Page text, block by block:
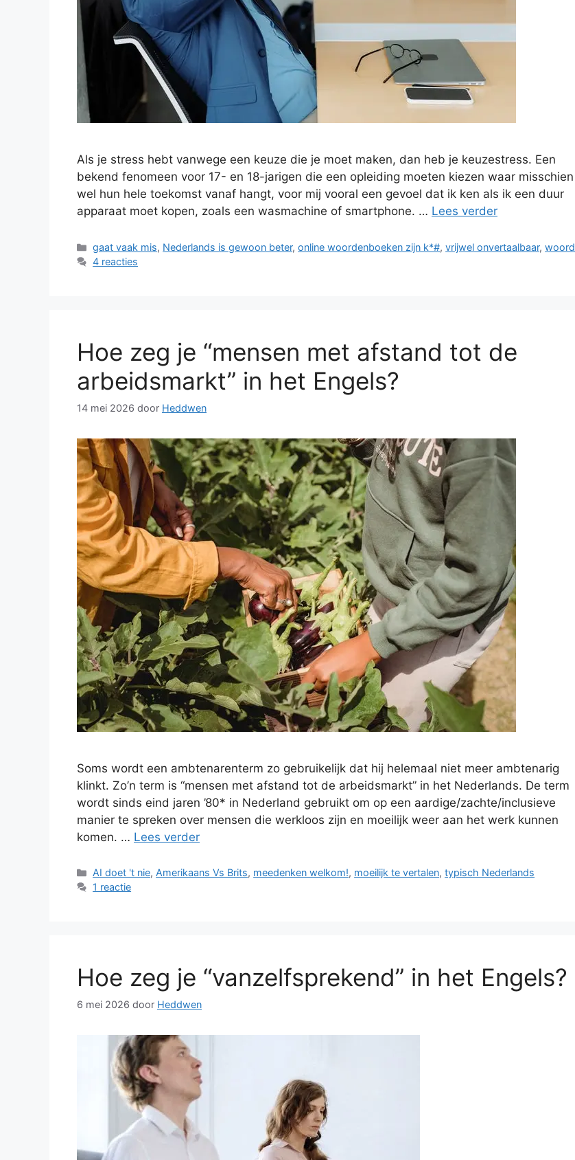
Als je stress hebt vanwege een keuze die je moet maken, dan heb je keuzestress. Een
bekend fenomeen voor 17- en 18-jarigen die een opleiding moeten kiezen waar misschien
wel hun hele toekomst vanaf hangt, voor mij vooral een gevoel dat ik ken als ik een duur
apparaat moet kopen, zoals een wasmachine of smartphone. … Lees verder
Categorieën
gaat vaak mis, Nederlands is gewoon beter,online woordenboeken zijn k*#,vrijwel onvertaalbaar,woord
4 reacties
Hoe zeg je “mensen met afstand tot de
arbeidsmarkt” in het Engels?
14 mei 2026 door Heddwen
Soms wordt een ambtenarenterm zo gebruikelijk dat hij helemaal niet meer ambtenarig
klinkt. Zo’n term is “mensen met afstand tot de arbeidsmarkt” in het Nederlands. De term
wordt sinds eind jaren ’80* in Nederland gebruikt om op een aardige/zachte/inclusieve
manier te spreken over mensen die werkloos zijn en moeilijk weer aan het werk kunnen
komen. … Lees verder
Categorieën
AI doet 't nie,Amerikaans Vs Brits, meedenken welkom!, moeilijk te vertalen,typisch Nederlands
1 reactie
Hoe zeg je “vanzelfsprekend” in het Engels?
6 mei 2026 door Heddwen